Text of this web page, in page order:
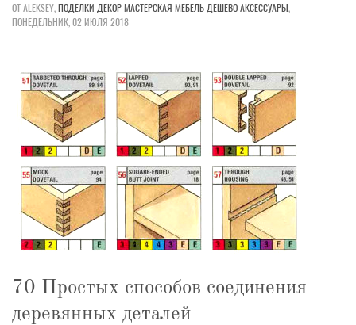
ОТ ALEKSEY,ПОДЕЛКИ ДЕКОРМАСТЕРСКАЯ МЕБЕЛЬДЕШЕВОАКСЕССУАРЫ,
ПОНЕДЕЛЬНИК, 02 ИЮЛЯ 2018
70 Простых способов соединения
деревянных деталей